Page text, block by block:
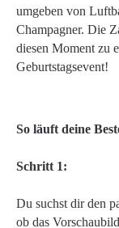
umgeben von
Champagner. Die
diesen Moment zu
Geburtstagsevent!
So läuft deine
Schritt 1:
Du suchst dir den
ob das